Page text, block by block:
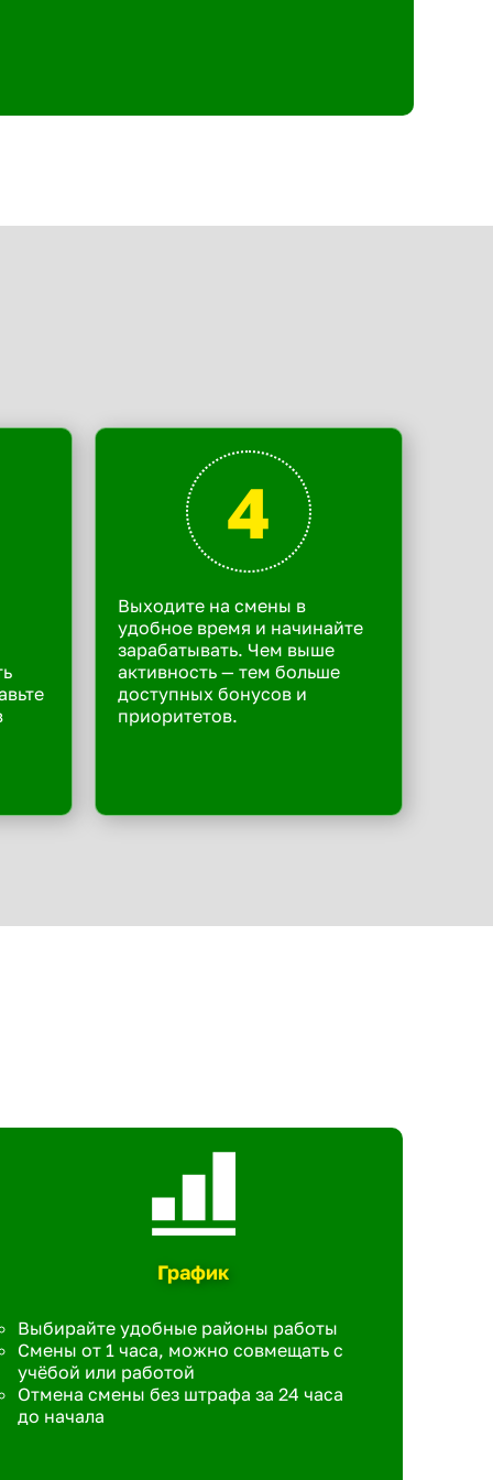
4
Выходите на смены в
удобное время и начинайте
зарабатывать. Чем выше
активность — тем больше
доступных бонусов и
приоритетов.
График
Выбирайте удобные районы работы
Смены от 1 часа, можно совмещать с
учёбой или работой
Отмена смены без штрафа за 24 часа
до начала